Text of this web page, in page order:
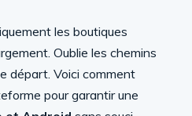
les boutiques
Oublie les chemins
départ. Voici comment
pour garantir une